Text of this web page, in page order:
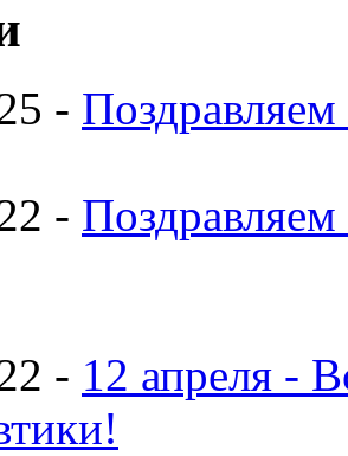
-
-
- 12 апреля -